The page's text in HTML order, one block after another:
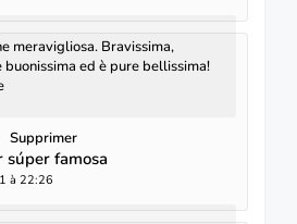
meravigliosa. Bravissima,
buonissima ed è pure bellissima!
Supprimer
súper famosa
à 22:26